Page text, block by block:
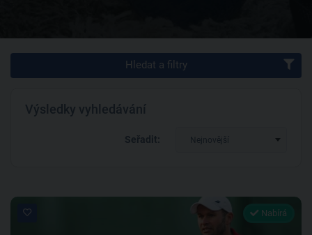
Hledat a filtry
Výsledky vyhledávání
Seřadit: Nejnovější
Nabírá